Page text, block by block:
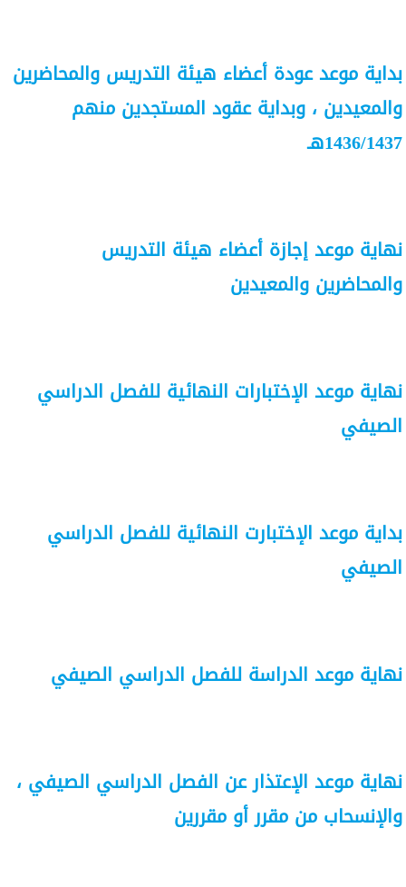
بداية موعد عودة أعضاء هيئة التدريس والمحاضرين
والمعيدين ، وبداية عقود المستجدين منهم
1436/1437هـ
نهاية موعد إجازة أعضاء هيئة التدريس
والمحاضرين والمعيدين
نهاية موعد الإختبارات النهائية للفصل الدراسي
الصيفي
بداية موعد الإختبارت النهائية للفصل الدراسي
الصيفي
نهاية موعد الدراسة للفصل الدراسي الصيفي
نهاية موعد الإعتذار عن الفصل الدراسي الصيفي ،
والإنسحاب من مقرر أو مقررين